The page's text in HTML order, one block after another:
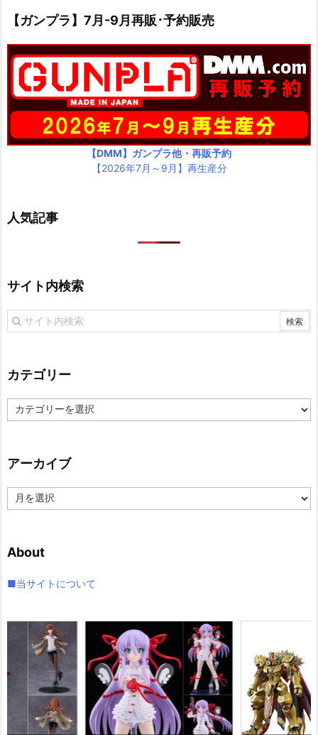
【ガンプラ】7月-9月再販･予約販売
【DMM】ガンプラ他・再販予約
【2026年7月～9月】再生産分
人気記事
サイト内検索
カテゴリー
カ
テ
ー
アーカイブ
ー
ブ
About
■当サイトについて